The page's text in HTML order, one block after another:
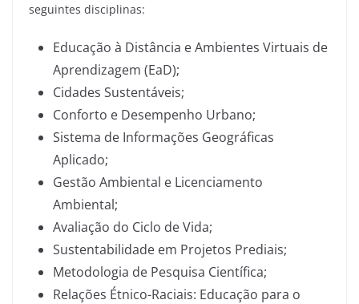
seguintes disciplinas:
Educação à Distância e Ambientes Virtuais de
Aprendizagem (EaD);
Cidades Sustentáveis;
Conforto e Desempenho Urbano;
Sistema de Informações Geográficas
Aplicado;
Gestão Ambiental e Licenciamento
Ambiental;
Avaliação do Ciclo de Vida;
Sustentabilidade em Projetos Prediais;
Metodologia de Pesquisa Científica;
Relações Étnico-Raciais: Educação para o